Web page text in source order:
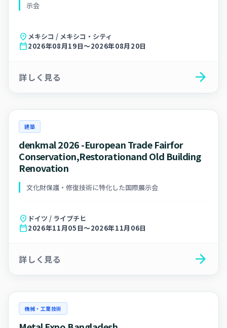
示会
location_on メキシコ / メキシコ・シティ
calendar_today2026年08月19日～2026年08月20日
詳しく見る arrow_forward
建築
denkmal 2026 -European Trade Fairfor
Conservation,Restorationand Old Building
Renovation
文化財保護・修復技術に特化した国際展示会
location_on ドイツ / ライプチヒ
calendar_today2026年11月05日～2026年11月06日
詳しく見る arrow_forward
機械・工業技術